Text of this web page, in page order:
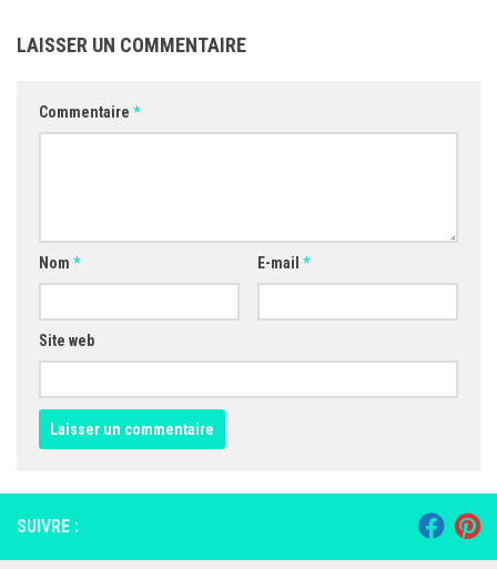
LAISSER UN COMMENTAIRE
Commentaire *
Nom * E-mail *
Site web
SUIVRE :